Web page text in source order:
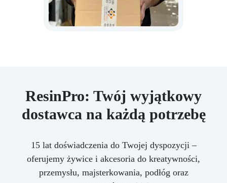
ResinPro: Twój wyjątkowy
dostawca na każdą potrzebę
15 lat doświadczenia do Twojej dyspozycji –
oferujemy żywice i akcesoria do kreatywności,
przemysłu, majsterkowania, podłóg oraz